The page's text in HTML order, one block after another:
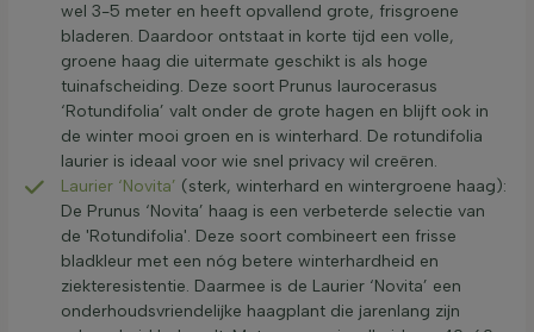
wel 3-5 meter en heeft opvallend grote, frisgroene
bladeren. Daardoor ontstaat in korte tijd een volle,
groene haag die uitermate geschikt is als hoge
tuinafscheiding. Deze soort Prunus laurocerasus
‘Rotundifolia’ valt onder de grote hagen en blijft ook in
de winter mooi groen en is winterhard. De rotundifolia
laurier is ideaal voor wie snel privacy wil creëren.
Laurier ‘Novita’ (sterk, winterhard en wintergroene haag):
De Prunus ‘Novita’ haag is een verbeterde selectie van
de 'Rotundifolia'. Deze soort combineert een frisse
bladkleur met een nóg betere winterhardheid en
ziekteresistentie. Daarmee is de Laurier ‘Novita’ een
onderhoudsvriendelijke haagplant die jarenlang zijn